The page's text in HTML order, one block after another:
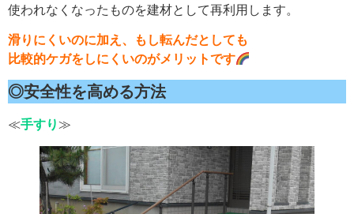
使われなくなったものを建材として再利用します。
滑りにくいのに加え、もし転んだとしても
比較的ケガをしにくいのがメリットです
◎安全性を高める方法
≪手すり≫